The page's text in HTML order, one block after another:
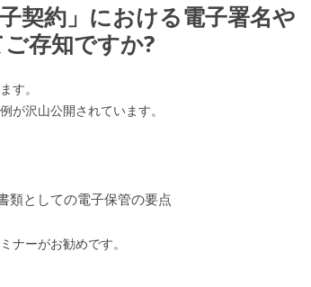
契約」における電子署名や
存知ですか?
す。
が沢山公開されています。
類としての電子保管の要点
ナーがお勧めです。